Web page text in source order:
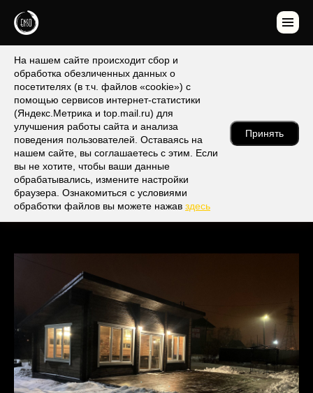
На нашем сайте происходит сбор и
обработка обезличенных данных о
посетителях (в т.ч. файлов «cookie») с
помощью сервисов интернет-статистики
(Яндекс.Метрика и top.mail.ru) для
улучшения работы сайта и анализа
поведения пользователей. Оставаясь на
нашем сайте, вы соглашаетесь с этим. Если
вы не хотите, чтобы ваши данные
обрабатывались, измените настройки
браузера. Ознакомиться с условиями
обработки файлов вы можете нажав здесь
Принять